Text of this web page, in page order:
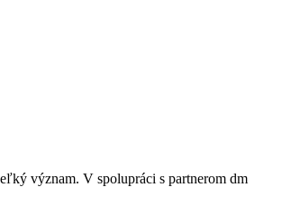
význam. V spolupráci s partnerom dm